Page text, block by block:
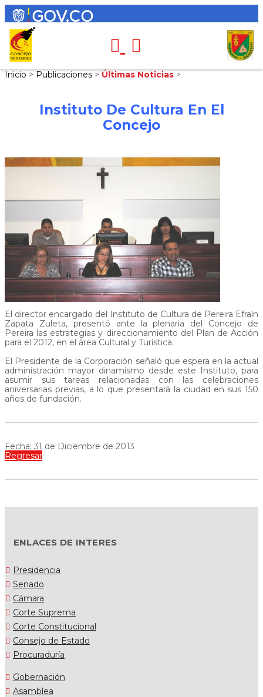
Inicio > Publicaciones > Últimas Noticias >
Instituto De Cultura En El
Concejo
El director encargado del Instituto de Cultura de Pereira Efraín
Zapata Zuleta, presentó ante la plenaria del Concejo de
Pereira las estrategias y direccionamiento del Plan de Acción
para el 2012, en el área Cultural y Turística.
El Presidente de la Corporación señaló que espera en la actual
administración mayor dinamismo desde este Instituto, para
asumir sus tareas relacionadas con las celebraciones
aniversarias previas, a lo que presentará la ciudad en sus 150
años de fundación.
Fecha: 31 de Diciembre de 2013
Regresar
ENLACES DE INTERES
Presidencia
Senado
Cámara
Corte Suprema
Corte Constitucional
Consejo de Estado
Procuraduría
Gobernación
Asamblea